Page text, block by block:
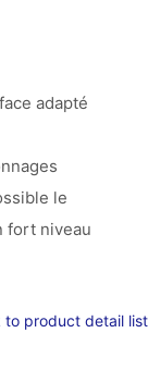
adapté
le
fort niveau
to product detail list